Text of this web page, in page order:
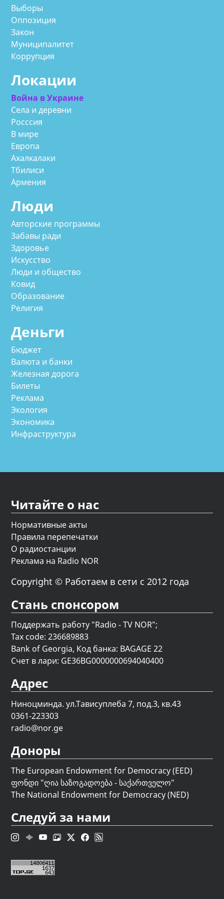
Выборы
Оппозиция
Закон
Муниципалитет
Коррупция
Локации
Война в Украине
Села и деревни
Росссия
В мире
Европа
Ахалкалаки
Тбилиси
Армения
Люди
Авторские программы
Забавы ради
Здоровье
Искусство
Люди и общество
Ковид
Образование
Религия
Деньги
Бюджет
Валюта и банки
Железная дорога
Билеты
Реклама
Экология
Экономика
Инфраструктура
Читайте о нас
Нормативные акты
Правила перепечатки
О радиостанции
Реклама на Radio NOR
Copyright © Работаем в сети с 2012 года
Стань спонсором
Поддержать работу "Radio - TV NOR";
Tax code: 236689883
Bank of Georgia, Код банка: BAGAGE 22
Счет в лари: GE36BG0000000694040400
Адрес
Ниноцминда. ул.Тависуплеба 7, под.3, кв.43
0361-223303
radio@nor.ge
Доноры
The European Endowment for Democracy (EED)
ფონდი "ღია საზოგადოება - საქართველო"
The National Endowment for Democracy (NED)
Следуй за нами